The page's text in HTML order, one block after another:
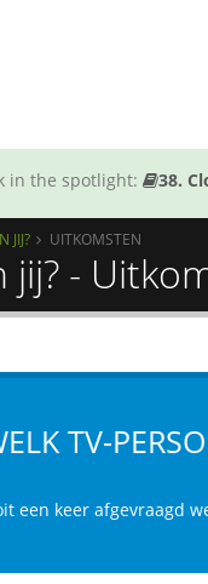
in the spotlight: 38.
JIJ? UITKOMSTEN
-
TV-
een keer afgevraagd